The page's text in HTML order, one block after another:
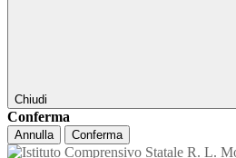
Chiudi
Conferma
Annulla Conferma